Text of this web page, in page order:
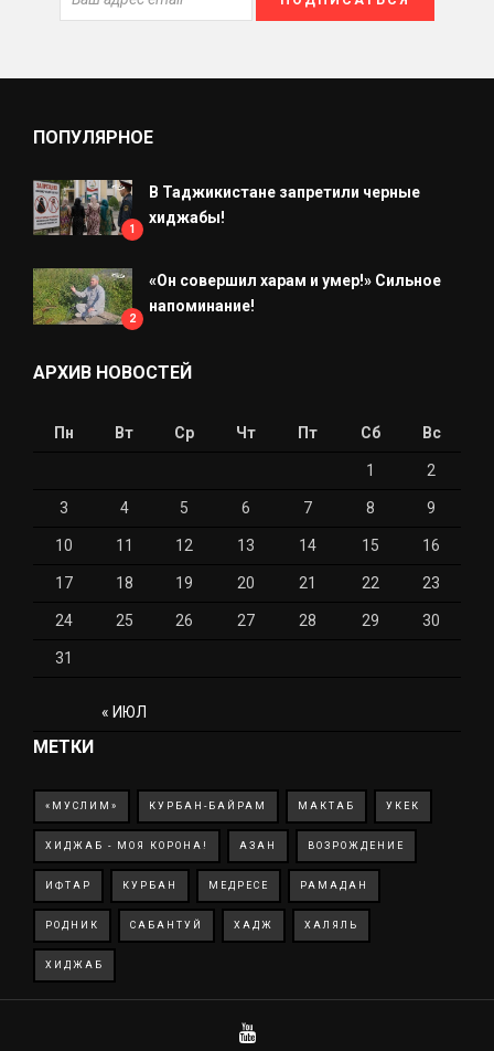
ПОПУЛЯРНОЕ
1
В Таджикистане запретили черные
хиджабы!
2
«Он совершил харам и умер!» Сильное
напоминание!
АРХИВ НОВОСТЕЙ
Пн Вт Ср Чт Пт Сб Вс
« ИЮЛ
1 2
3 4 5 6 7 8 9
10 11 12 13 14 15 16
17 18 19 20 21 22 23
24 25 26 27 28 29 30
31
МЕТКИ
«МУСЛИМ» КУРБАН-БАЙРАМ МАКТАБ УКЕК
ХИДЖАБ - МОЯ КОРОНА! АЗАН ВОЗРОЖДЕНИЕ
ИФТАР КУРБАН МЕДРЕСЕ РАМАДАН
РОДНИК САБАНТУЙ ХАДЖ ХАЛЯЛЬ
ХИДЖАБ